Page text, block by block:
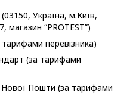
Україна, м.Київ,
“PROTEST”)
перевізника)
(за тарифами
Пошти (за тарифами